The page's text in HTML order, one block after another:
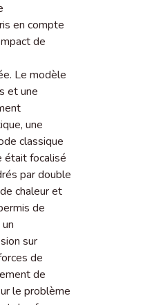
en compte
de
Le modèle
et une
une
classique
était focalisé
par double
chaleur et
de
sur
de
de
le problème